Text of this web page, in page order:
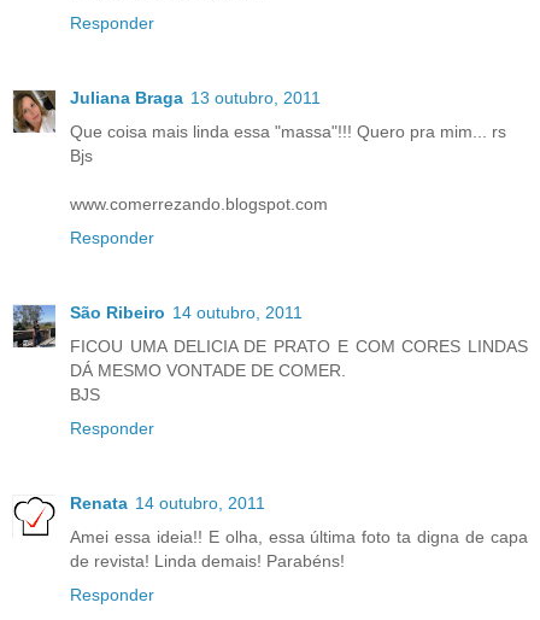
Responder
Juliana Braga 13 outubro, 2011
Que coisa mais linda essa "massa"!!! Quero pra mim... rs
Bjs
www.comerrezando.blogspot.com
Responder
São Ribeiro 14 outubro, 2011
FICOU UMA DELICIA DE PRATO E COM CORES LINDAS
DÁ MESMO VONTADE DE COMER.
BJS
Responder
Renata 14 outubro, 2011
Amei essa ideia!! E olha, essa última foto ta digna de capa
de revista! Linda demais! Parabéns!
Responder